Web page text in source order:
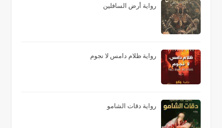
رواية أرض السافلين
رواية ظلام دامس لا نجوم
رواية دقات الشامو